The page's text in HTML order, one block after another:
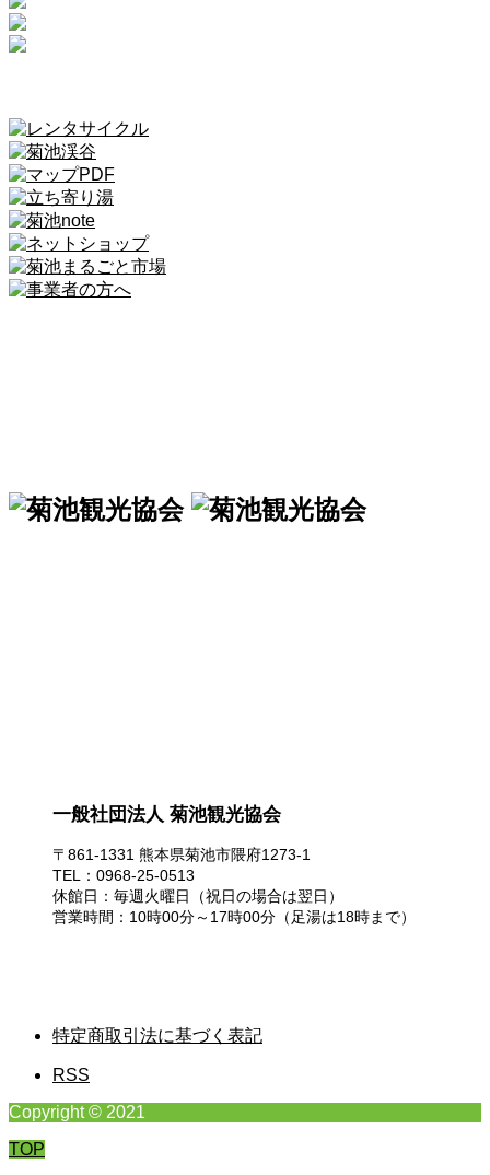
一般社団法人 菊池観光協会
〒861-1331 熊本県菊池市隈府1273-1
TEL：0968-25-0513
休館日：毎週火曜日（祝日の場合は翌日）
営業時間：10時00分～17時00分（足湯は18時まで）
特定商取引法に基づく表記
RSS
Copyright © 2021
TOP